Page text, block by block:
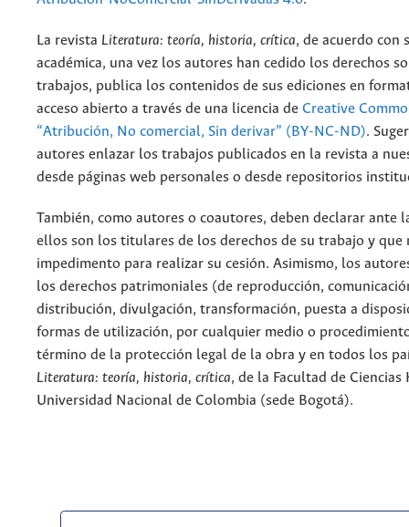
La revista Literatura: teoría, historia, crítica, de acuerdo con
académica, una vez los autores han cedido los derechos
trabajos, publica los contenidos de sus ediciones en
acceso abierto a través de una licencia de Creative
“Atribución, No comercial, Sin derivar” (BY-NC-ND).
autores enlazar los trabajos publicados en la revista a
desde páginas web personales o desde repositorios
También, como autores o coautores, deben declarar ante
ellos son los titulares de los derechos de su trabajo y que
impedimento para realizar su cesión. Asimismo, los
los derechos patrimoniales (de reproducción,
distribución, divulgación, transformación, puesta a
formas de utilización, por cualquier medio o
término de la protección legal de la obra y en todos los
Literatura: teoría, historia, crítica, de la Facultad de Ciencias
Universidad Nacional de Colombia (sede Bogotá).